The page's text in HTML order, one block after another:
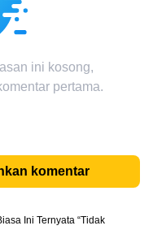
ini kosong,
pertama.
komentar
Ini Ternyata “Tidak